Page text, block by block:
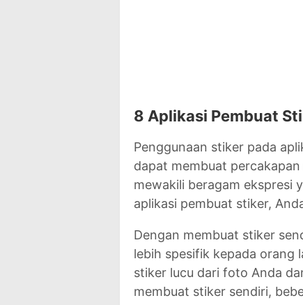
8 Aplikasi Pembuat
Penggunaan stiker pada
dapat membuat
mewakili beragam ekspresi
aplikasi pembuat stiker,
Dengan membuat stiker
lebih spesifik kepada orang
stiker lucu dari foto Anda
membuat stiker sendiri,